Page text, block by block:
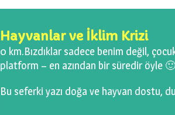
Hayvanlar ve İklim Krizi
0 km.Bızdıklar sadece benim değil,
platform – en azından bir süredir öyle 🙂
Bu seferki yazı doğa ve hayvan dostu,